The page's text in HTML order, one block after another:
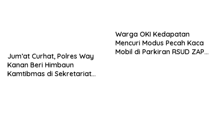
Jum’at Curhat, Polres Way
Kanan Beri Himbaun
Kamtibmas di Sekretariat
Warga OKI Kedapatan
Mencuri Modus Pecah Kaca
Mobil di Parkiran RSUD ZAPA